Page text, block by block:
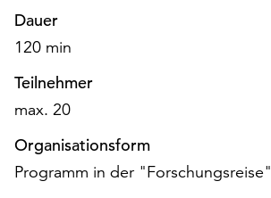
Schaltfläche
„Auswählen“.
Informationen
finden
in
unserer
Dauer
120 min
Teilnehmer
max. 20
Organisationsform
Programm in der "Forschungsreise"